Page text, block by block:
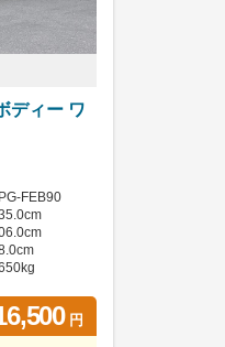
ディー ワ
FEB90
円